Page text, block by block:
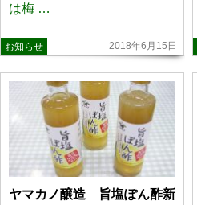
は梅 …
2018年6月15日
お知らせ
ヤマカノ醸造 旨塩ぽん酢新